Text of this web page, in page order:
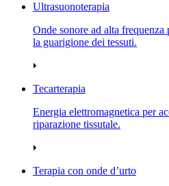
Ultrasuonoterapia
Onde sonore ad alta
la guarigione dei tessuti.
Tecarterapia
Energia elettromagnetica per
riparazione tissutale.
Terapia con onde d’urto